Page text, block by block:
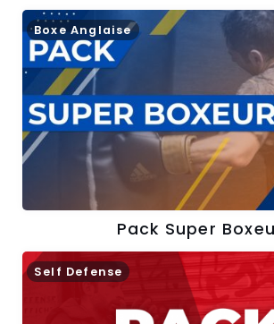
Boxe Anglaise
Pack Super
Self Defense